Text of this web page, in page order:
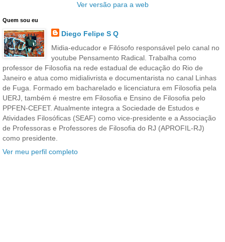
Ver versão para a web
Quem sou eu
Diego Felipe S Q
Midia-educador e Filósofo responsável pelo canal no
youtube Pensamento Radical. Trabalha como
professor de Filosofia na rede estadual de educação do Rio de
Janeiro e atua como midialivrista e documentarista no canal Linhas
de Fuga. Formado em bacharelado e licenciatura em Filosofia pela
UERJ, também é mestre em Filosofia e Ensino de Filosofia pelo
PPFEN-CEFET. Atualmente integra a Sociedade de Estudos e
Atividades Filosóficas (SEAF) como vice-presidente e a Associação
de Professoras e Professores de Filosofia do RJ (APROFIL-RJ)
como presidente.
Ver meu perfil completo